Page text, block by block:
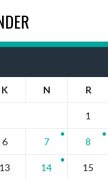
K N R
1
6 7 8
13 14 15